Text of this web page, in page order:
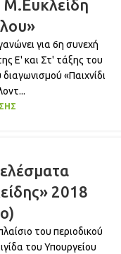
για 6η συνεχή
Ε' και Στ' τάξης του
«Παιχνίδι
2018
του περιοδικού
του Υπουργείου